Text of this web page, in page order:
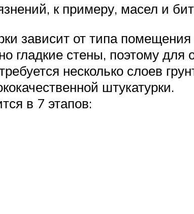
к примеру, масел и
зависит от типа
гладкие стены, поэтому
несколько слоев
штукатурки.
в 7 этапов: